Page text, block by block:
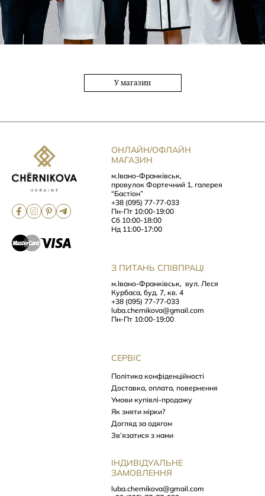
У магазин
ОНЛАЙН/ОФЛАЙН
МАГАЗИН
м.Івано-Франківськ,
провулок Фортечний 1, галерея
“Бастіон”
+38 (095) 77-77-033
Пн-Пт 10:00-19:00
Сб 10:00-18:00
Нд 11:00-17:00
З ПИТАНЬ СПІВПРАЦІ
м.Івано-Франківськ, вул. Леся
Курбаса, буд. 7, кв. 4
+38 (095) 77-77-033
luba.chernikova@gmail.com
Пн-Пт 10:00-19:00
СЕРВІС
Політика конфіденційності
Доставка, оплата, повернення
Умови купівлі-продажу
Як зняти мірки?
Догляд за одягом
Зв’язатися з нами
ІНДИВІДУАЛЬНЕ
ЗАМОВЛЕННЯ
luba.chernikova@gmail.com